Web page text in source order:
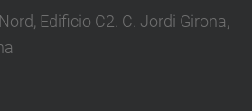
Edificio C2. C. Jordi Girona,